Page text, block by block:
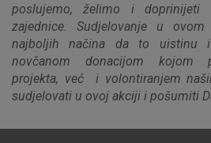
poslujemo, želimo i
zajednice. Sudjelovanje u
najboljih načina da to uistinu
novčanom donacijom kojom
projekta, već i volontiranjem
sudjelovati u ovoj akciji i pošumiti
Detaljnije informacije o kolačićima